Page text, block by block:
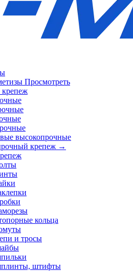
Просмотреть
высокопрочные
крепеж →
кольца
и тросы
штифты